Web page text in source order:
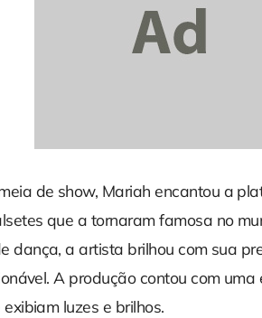
de show, Mariah encantou a
que a tornaram famosa no
dança, a artista brilhou com sua
A produção contou com
luzes e brilhos.